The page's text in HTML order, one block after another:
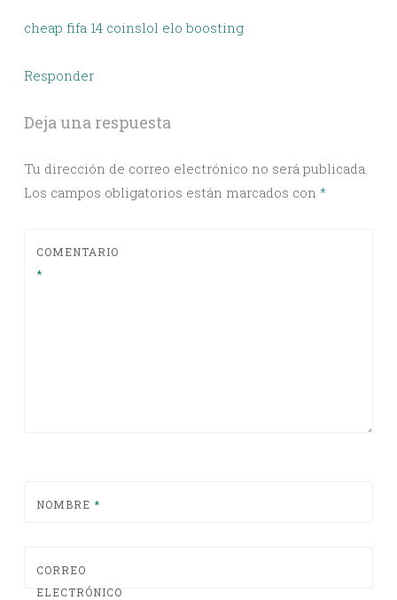
cheap fifa 14 coinslol elo boosting
Responder
Deja una respuesta
Tu dirección de correo electrónico no será publicada.
Los campos obligatorios están marcados con *
COMENTARIO
*
NOMBRE *
CORREO
ELECTRÓNICO